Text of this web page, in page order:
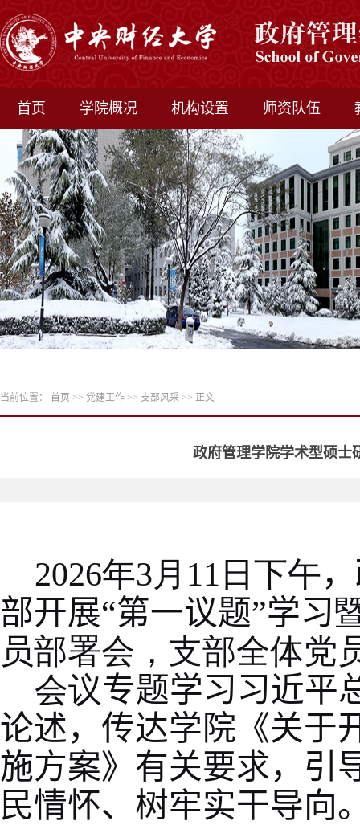
首页 学院概况 机构设置 师资队伍
当前位置： 首页 >> 党建工作 >> 支部风采 >> 正文
政府管理学院学术型硕士
2026年3月11日下午
部开展“第一议题”学习
员部署会 ， 支部全体党
会议专题学习习近平
论述，传达学院《关于
施方案》有关要求，引
民情怀、树牢实干导向